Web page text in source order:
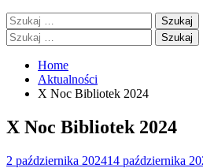
Szukaj:
Szukaj:
Home
Aktualności
X Noc Bibliotek 2024
X Noc Bibliotek 2024
2 października 202414 października